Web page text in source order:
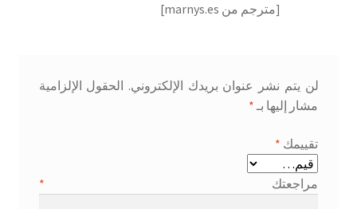
[مترجم من marnys.es]
لن يتم نشر عنوان بريدك الإلكتروني. الحقول الإلزامية
مشار إليها بـ *
تقييمك *
مراجعتك *